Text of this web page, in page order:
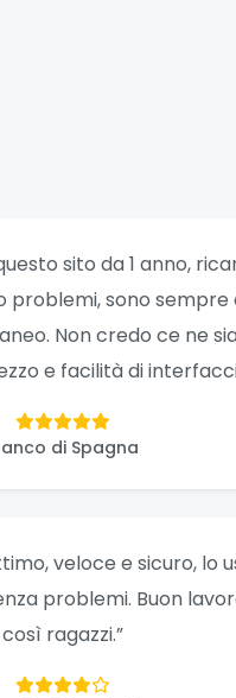
sito da 1 anno,
problemi, sono sempre
Non credo ce ne
e facilità di
di Spagna
veloce e sicuro, lo
problemi. Buon
così ragazzi.”